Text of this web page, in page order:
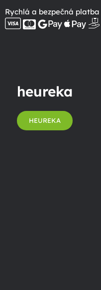
Rychlá a bezpečná platba
heureka
HEUREKA